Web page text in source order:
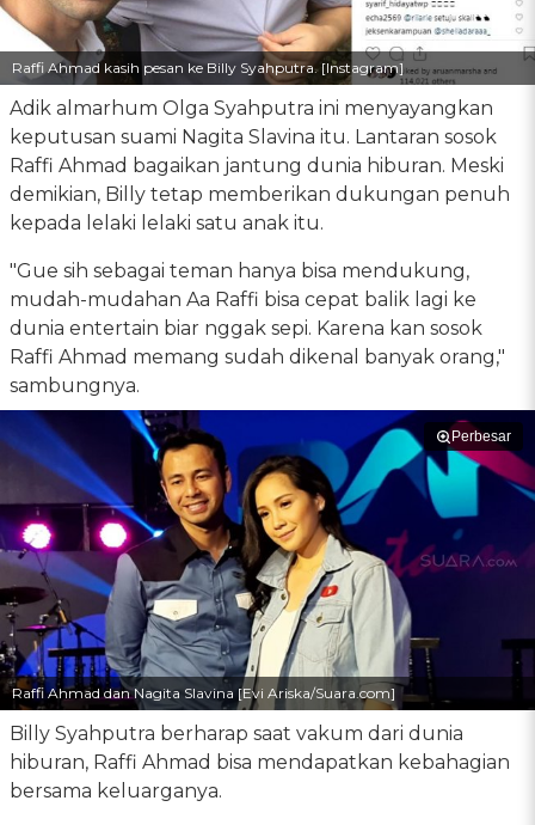
Raffi Ahmad kasih pesan ke Billy Syahputra. [Instagram]
Adik almarhum Olga Syahputra ini menyayangkan
keputusan suami Nagita Slavina itu. Lantaran sosok
Raffi Ahmad bagaikan jantung dunia hiburan. Meski
demikian, Billy tetap memberikan dukungan penuh
kepada lelaki lelaki satu anak itu.
"Gue sih sebagai teman hanya bisa mendukung,
mudah-mudahan Aa Raffi bisa cepat balik lagi ke
dunia entertain biar nggak sepi. Karena kan sosok
Raffi Ahmad memang sudah dikenal banyak orang,"
sambungnya.
Perbesar
Raffi Ahmad dan Nagita Slavina [Evi Ariska/Suara.com]
Billy Syahputra berharap saat vakum dari dunia
hiburan, Raffi Ahmad bisa mendapatkan kebahagian
bersama keluarganya.